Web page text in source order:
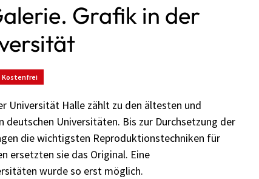
Grafik in der
Kostenfrei
Universität Halle zählt zu den ältesten und
Universitäten. Bis zur Durchsetzung der
die wichtigsten Reproduktionstechniken für
ersetzten sie das Original. Eine
wurde so erst möglich.